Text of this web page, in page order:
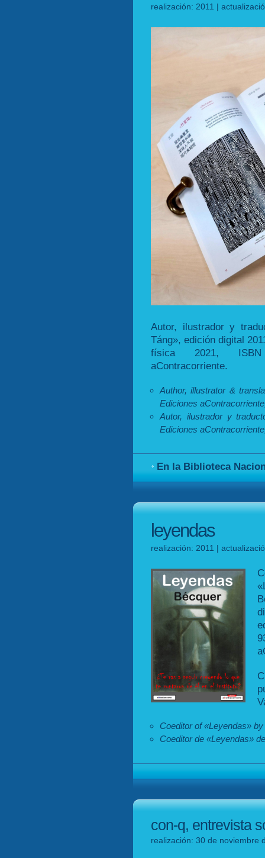
realización: 2011 |
Autor, ilustrador y
Táng», edición digital
física 2021, ISBN
aContracorriente.
Author, illustrator &
Ediciones
Autor, ilustrador y
Ediciones
En la Biblioteca
leyendas
realización: 2011 |
Coeditor of «Leyendas»
Coeditor de «Leyendas»
con-q, entrevista
realización: 30 de noviembre